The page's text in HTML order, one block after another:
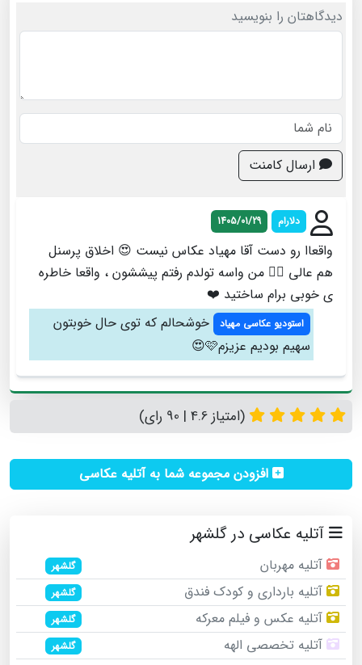
دیدگاهتان را بنویسید
ارسال کامنت
دلارام 1405/01/29
واقعاا رو دست آقا مهیاد عکاس نیست 😍 اخلاق پرسنل
هم عالی 👌🏻 من واسه تولدم رفتم پیششون ، واقعا خاطره
ی خوبی برام ساختید ❤️
استودیو عکاسی مهیاد
خوشحالم که توی حال خوبتون
سهیم بودیم عزیزم🩷😍
(امتیاز 4.6 | 90 رای)
افزودن مجموعه شما به آتلیه عکاسی
آتلیه عکاسی در گلشهر
آتلیه مهربان گلشهر
آتلیه بارداری و کودک فندق گلشهر
آتلیه عکس و فیلم معرکه گلشهر
آتلیه تخصصی الهه گلشهر